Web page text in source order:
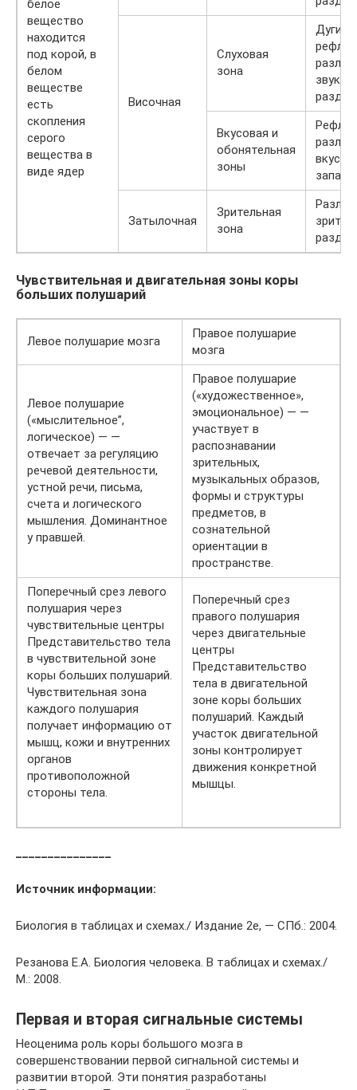
белое
вещество
нахо­дится
под ко­рой, в
белом
веществе
есть
скопления
серо­го
вещества в
виде ядер
Височная
Слуховая
зона
Дуги
Вкусовая и
обонятельная
зоны
вкусов
Затылочная
Зрительная
зона
Чувствительная и двигательная зоны коры
больших полушарий
Левое полушарие мозга
Правое полушарие
мозга
Левое полушарие
(«мыслительное”,
логическое) — —
отвечает за регуляцию
речевой деятельности,
устной речи, письма,
счета и логического
мышления. Доминантное
у правшей.
Правое полушарие
(«художественное»,
эмоциональное) — —
участвует в
распознавании
зрительных,
музыкальных образов,
формы и структуры
предметов, в
сознательной
ориентации в
пространстве.
Поперечный срез левого
полушария через
чувствительные центры
Представительство тела
в чувствительной зоне
коры больших полушарий.
Чувствительная зона
каждого полушария
получает информацию от
мышц, кожи и внутренних
органов
противоположной
стороны тела.
Поперечный срез
правого полушария
через двигательные
центры
Представительство
тела в двигательной
зоне коры больших
полушарий. Каждый
участок двигательной
зоны контролирует
движения конкретной
мышцы.
Источник информации:
Биология в таблицах и схемах./ Издание 2е, — СПб.: 2004.
Резанова Е.А. Биология человека. В таблицах и схемах./
М.: 2008.
Первая и вторая сигнальные системы
Неоценима роль коры большого мозга в
совершенствовании первой сигнальной системы и
развитии второй. Эти понятия разработаны